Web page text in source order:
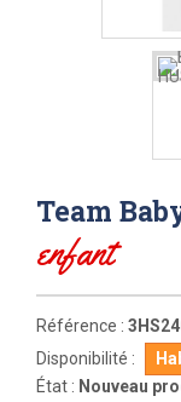
Team
enfant
Référence :
Disponibilité :
État : Nouveau